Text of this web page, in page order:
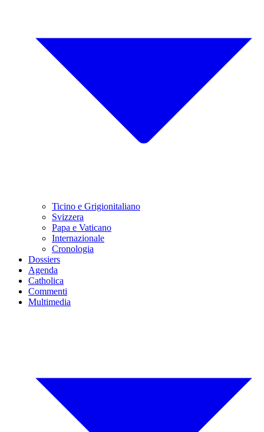
Ticino e Grigionitaliano
Svizzera
Papa e Vaticano
Internazionale
Cronologia
Dossiers
Agenda
Catholica
Commenti
Multimedia